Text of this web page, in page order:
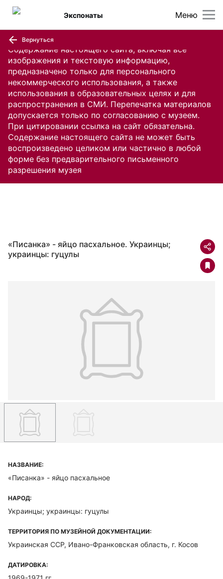
Содержание настоящего сайта, включая все
изображения и текстовую информацию,
предназначено только для персонального
некоммерческого использования, а также
использования в образовательных целях и для
распространения в СМИ. Перепечатка материалов
допускается только по согласованию с музеем.
При цитировании ссылка на сайт обязательна.
Содержание настоящего сайта не может быть
воспроизведено целиком или частично в любой
форме без предварительного письменного
разрешения музея
Меню
Экспонаты
Вернуться
«Писанка» - яйцо пасхальное. Украинцы;
украинцы: гуцулы
НАЗВАНИЕ:
«Писанка» - яйцо пасхальное
НАРОД:
Украинцы; украинцы: гуцулы
ТЕРРИТОРИЯ ПО МУЗЕЙНОЙ ДОКУМЕНТАЦИИ:
Украинская ССР, Ивано-Франковская область, г. Косов
ДАТИРОВКА: